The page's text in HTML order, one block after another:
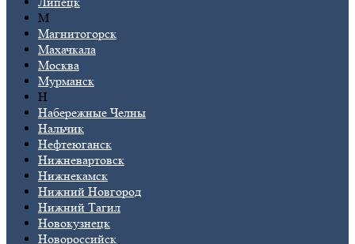
М
Магнитогорск
Махачкала
Москва
Мурманск
Н
Набережные Челны
Нальчик
Нефтеюганск
Нижневартовск
Нижнекамск
Нижний Новгород
Нижний Тагил
Новокузнецк
Новороссийск